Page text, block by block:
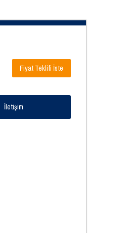
Fiyat Teklifi İste
İletişim